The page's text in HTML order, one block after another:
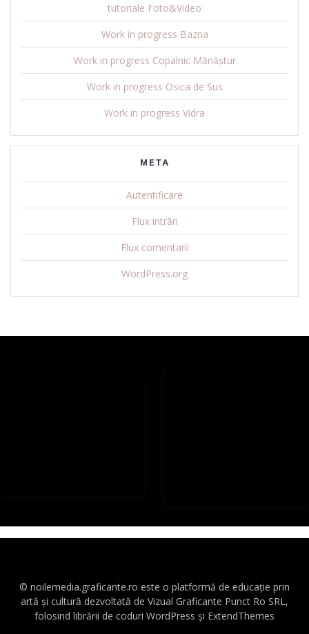
tutoriale Foto&Video
Work in progress Bazna
Work in progress Copalnic Mănăștur
Work in progress Osica de Sus
Work in progress Vidra
META
Autentificare
Flux intrări
Flux comentarii
WordPress.org
© noilemedia.graficante.ro este o platformă de educație prin
artă și cultură dezvoltată de Vizual Graficante Punct Ro SRL,
folosind librării de coduri WordPress și ExtendThemes